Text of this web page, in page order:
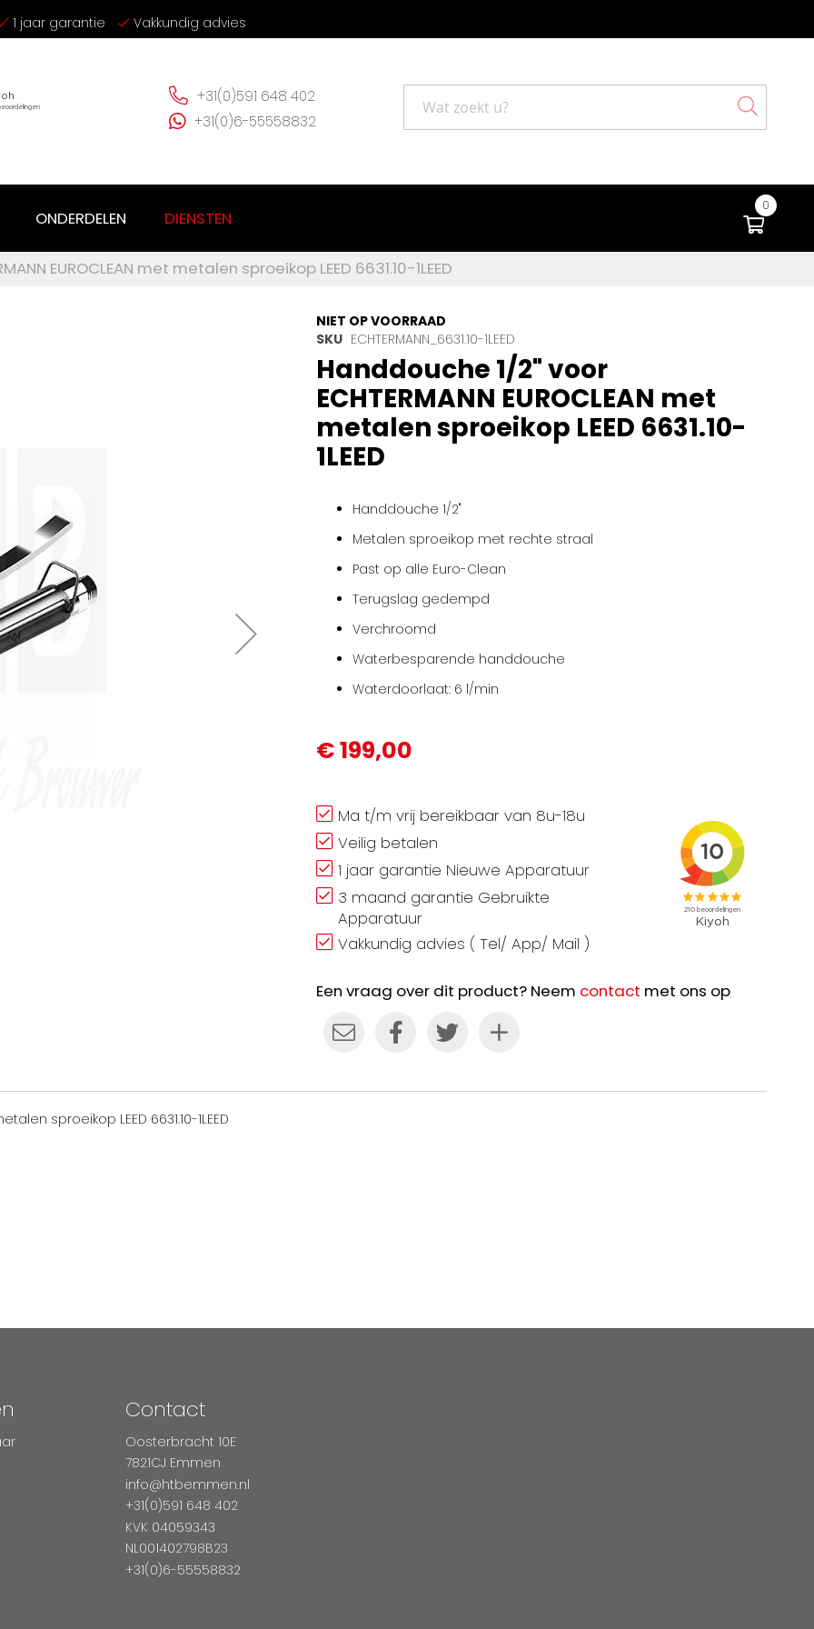
1 jaar garantie Vakkundig advies
+31(0)591 648 402
+31(0)6-55558832
Search
0
ONDERDELEN DIENSTEN
EUROCLEAN met metalen sproeikop LEED 6631.10-1LEED
NIET OP VOORRAAD
SKU ECHTERMANN_6631.10-1LEED
Handdouche 1/2" voor
ECHTERMANN EUROCLEAN met
metalen sproeikop LEED 6631.10-
1LEED
Handdouche 1/2"
Metalen sproeikop met rechte straal
Past op alle Euro-Clean
Terugslag gedempd
Verchroomd
Waterbesparende handdouche
Waterdoorlaat: 6 l/min
€ 199,00
Ma t/m vrij bereikbaar van 8u-18u
Veilig betalen
1 jaar garantie Nieuwe Apparatuur
3 maand garantie Gebruikte
Apparatuur
Vakkundig advies ( Tel/ App/ Mail )
Een vraag over dit product? Neem contact met ons op
sproeikop LEED 6631.10-1LEED
Contact
Oosterbracht 10E
7821CJ Emmen
info@htbemmen.nl
+31(0)591 648 402
KVK 04059343
NL001402798B23
+31(0)6-55558832